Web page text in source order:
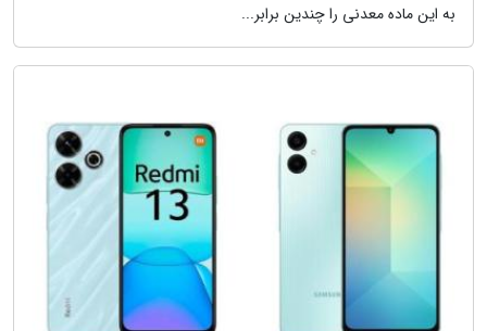
به این ماده معدنی را چندین برابر...